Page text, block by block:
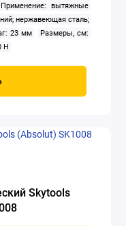
Применение: вытяжные
нержавеющая сталь;
23 мм
Размеры, см:
H
Skytools